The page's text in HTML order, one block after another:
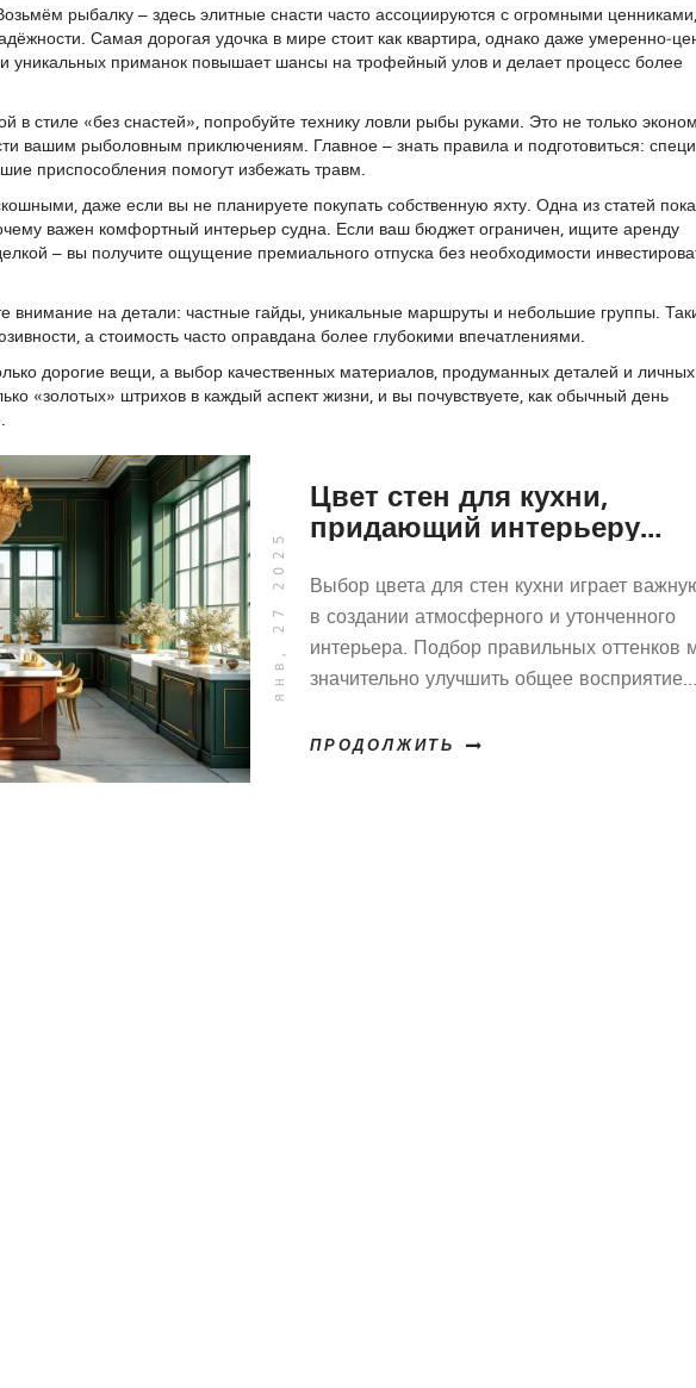
рыбалку – здесь элитные снасти часто ассоциируются с огромными
Самая дорогая удочка в мире стоит как квартира, однако даже
и уникальных приманок повышает шансы на трофейный улов и делает процесс более
в стиле «без снастей», попробуйте технику ловли рыбы руками. Это не только
вашим рыболовным приключениям. Главное – знать правила и подготовиться:
приспособления помогут избежать травм.
даже если вы не планируете покупать собственную яхту. Одна из статей
важен комфортный интерьер судна. Если ваш бюджет ограничен, ищите аренду
– вы получите ощущение премиального отпуска без необходимости
внимание на детали: частные гайды, уникальные маршруты и небольшие группы.
а стоимость часто оправдана более глубокими впечатлениями.
дорогие вещи, а выбор качественных материалов, продуманных деталей и личных
«золотых» штрихов в каждый аспект жизни, и вы почувствуете, как обычный день
янв, 27 2025
Цвет стен для кухни,
придающий интерьеру
Выбор цвета для стен кухни играет
в создании атмосферного и утонченного
интерьера. Подбор правильных оттенков
значительно улучшить общее восприятие
роскоши и изысканности, находя
ПРОДОЛЖИТЬ